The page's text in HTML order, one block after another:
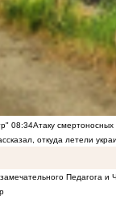
08:34Атаку
откуда летели
Педагога и